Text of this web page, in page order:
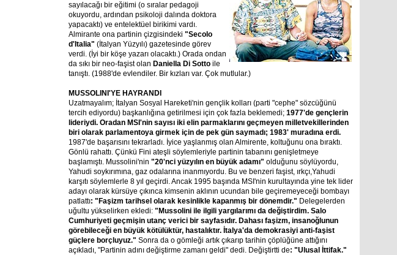
sayılacağı bir eğitimi (o sıralar pedagoji
okuyordu, ardından psikoloji dalında doktora
yapacaktı) ve entelektüel birikimi vardı.
Almirante ona partinin çizgisindeki "Secolo
d'Italia" (İtalyan Yüzyılı) gazetesinde görev
verdi. (İyi bir köşe yazarı olacaktı.) Orada ondan
da sıkı bir neo-faşist olan Daniella Di Sotto ile
tanıştı. (1988'de evlendiler. Bir kızları var. Çok mutlular.)
MUSSOLINI'YE HAYRANDI
Uzatmayalım; İtalyan Sosyal Hareketi'nin gençlik kolları (parti "cephe" sözcüğünü
tercih ediyordu) başkanlığına getirilmesi için çok fazla beklemedi; 1977'de gençlerin
lideriydi. Oradan MSI'nin sayısı iki elin parmaklarını geçmeyen milletvekillerinden
biri olarak parlamentoya girmek için de pek gün saymadı; 1983' muradına erdi.
1987'de başarısını tekrarladı. İyice yaşlanmış olan Almirente, koltuğunu ona bıraktı.
Gönlü rahattı. Çünkü Fini ateşli söylemleriyle partinin tabanını genişletmeye
başlamıştı. Mussolini'nin "20'nci yüzyılın en büyük adamı" olduğunu söylüyordu,
Yahudi soykırımına, gaz odalarına inanmıyordu. Bu ve benzeri faşist, ırkçı,Yahudi
karşıtı söylemlerle 8 yıl geçirdi. Ancak 1995 başında MSI'nin kurultayında yine tek lider
adayı olarak kürsüye çıkınca kimsenin aklının ucundan bile geçiremeyeceği bombayı
patlattı: "Faşizm tarihsel olarak kesinlikle kapanmış bir dönemdir." Delegelerden
uğultu yükselirken ekledi: "Mussolini ile ilgili yargılarımı da değiştirdim. Salo
Cumhuriyeti geçmişin utanç verici bir sayfasıdır. Dahası faşizm, insanoğlunun
görebileceği en büyük kötülüktür, hastalıktır. İtalya'da demokrasiyi anti-faşist
güçlere borçluyuz." Sonra da o gömleği artık çıkarıp tarihin çöplüğüne attığını
açıkladı, "Partinin adını değiştirme zamanı geldi" dedi. Değiştirtti de: "Ulusal İttifak."